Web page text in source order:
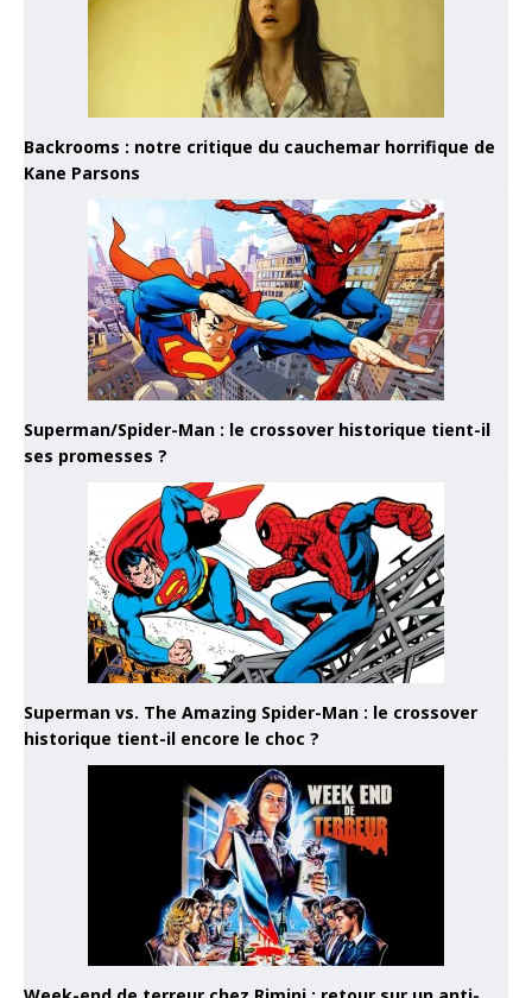
Backrooms : notre critique du cauchemar horrifique de
Kane Parsons
Superman/Spider-Man : le crossover historique tient-il
ses promesses ?
Superman vs. The Amazing Spider-Man : le crossover
historique tient-il encore le choc ?